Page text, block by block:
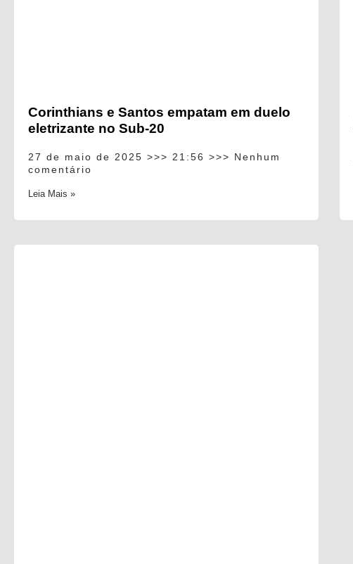
Corinthians e Santos empatam em duelo
eletrizante no Sub-20
27 de maio de 2025 21:56
Nenhum
comentário
Leia Mais »